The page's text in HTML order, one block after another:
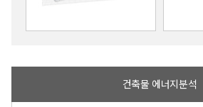
건축물 에너지분석